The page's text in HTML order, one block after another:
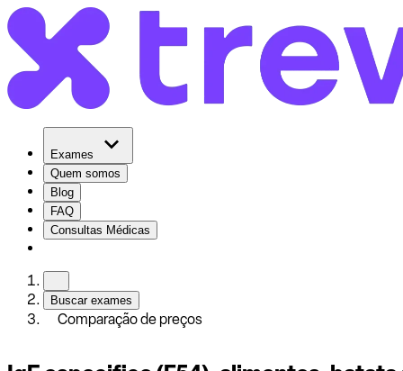
Exames
Quem somos
Blog
FAQ
Consultas Médicas
Buscar exames
Comparação de preços